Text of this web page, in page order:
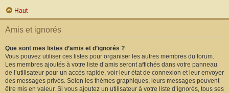
Haut
Amis et ignorés
Que sont mes listes d’amis et d’ignorés ?
Vous pouvez utiliser ces listes pour organiser les autres membres du forum.
Les membres ajoutés à votre liste d’amis seront affichés dans votre panneau
de l’utilisateur pour un accès rapide, voir leur état de connexion et leur envoyer
des messages privés. Selon les thèmes graphiques, leurs messages peuvent
être mis en valeur. Si vous ajoutez un utilisateur à votre liste d’ignorés, tous ses